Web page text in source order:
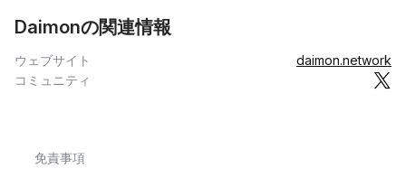
Daimonの関連情報
ウェブサイト
daimon.network
コミュニティ
免責事項